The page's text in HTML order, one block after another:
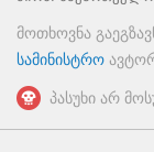
მოთხოვნა
სამინისტრო
პასუხი არ